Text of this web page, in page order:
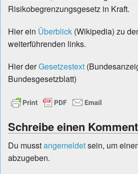
Risikobegrenzungsgesetz in Kraft.
Hier ein Überblick (Wikipedia) zu
weiterführenden links.
Hier derGesetzestext
Bundesgesetzblatt)
Schreibe einen
Du musstangemeldetsein, um
abzugeben.